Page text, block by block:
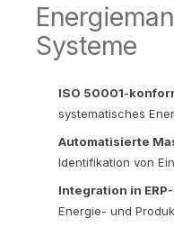
Systeme
ISO 50001-
systematisches
Automatisierte
Identifikation von
Integration in
Energie- und